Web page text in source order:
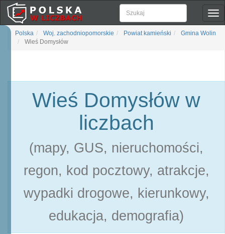
Polska Woj. zachodniopomorskie Powiat kamieński
Gmina Wolin
Wieś Domysłów
Wieś Domysłów w
liczbach
(mapy, GUS, nieruchomości,
regon, kod pocztowy, atrakcje,
wypadki drogowe, kierunkowy,
edukacja, demografia)